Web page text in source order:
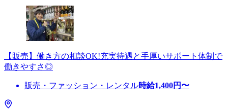
【販売】働き方の相談OK!充実待遇と手厚いサポート体制で
働きやすさ◎
販売・ファッション・レンタル時給1,400円〜